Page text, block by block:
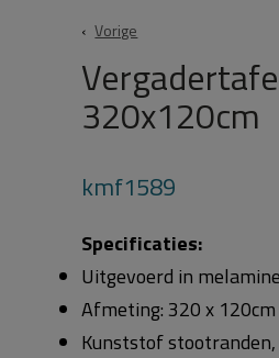
Vorige
320x120cm
kmf1589
Specificaties:
Uitgevoerd in
Afmeting: 320 x 120cm
Kunststof